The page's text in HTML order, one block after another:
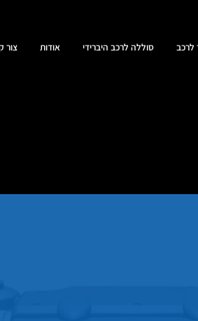
לרכב סוללה לרכב היברידי אודות צור